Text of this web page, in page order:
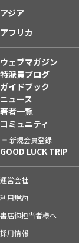
アジア
アフリカ
ウェブマガジン
特派員ブログ
ガイドブック
ニュース
著者一覧
コミュニティ
新規会員登録
GOOD LUCK TRIP
運営会社
利用規約
書店御担当者様へ
採用情報